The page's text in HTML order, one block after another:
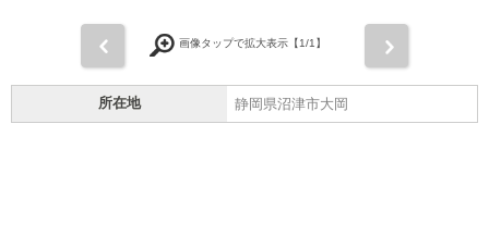
画像タップで拡大表示【1/1】
所在地 静岡県沼津市大岡